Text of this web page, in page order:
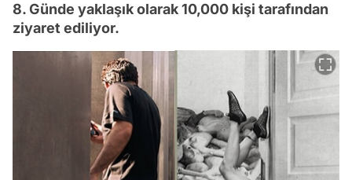
8. Günde yaklaşık olarak 10,000 kişi tarafından
ziyaret ediliyor.